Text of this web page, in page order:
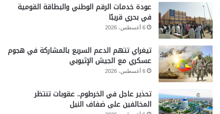
عودة خدمات الرقم الوطني والبطاقة القومية
في بحري قريبًا
6 أغسطس، 2026
تيغراي تتهم الدعم السريع بالمشاركة في هجوم
عسكري مع الجيش الإثيوبي
6 أغسطس، 2026
تحذير عاجل في الخرطوم.. عقوبات تنتظر
المخالفين على ضفاف النيل